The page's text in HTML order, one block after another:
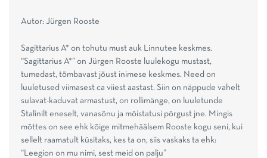
Autor: Jürgen Rooste
Sagittarius A* on tohutu must auk Linnutee keskmes.
“Sagittarius A*” on Jürgen Rooste luulekogu mustast,
tumedast, tõmbavast jõust inimese keskmes. Need on
luuletused viimasest ca viiest aastast. Siin on näppude vahelt
sulavat-kaduvat armastust, on rollimänge, on luuletunde
Stalinilt eneselt, vanasõnu ja mõistatusi põrgust jne. Mingis
mõttes on see ehk kõige mitmehäälsem Rooste kogu seni, kui
sellelt raamatult küsitaks, kes ta on, siis vaskaks ta ehk:
“Leegion on mu nimi, sest meid on palju”